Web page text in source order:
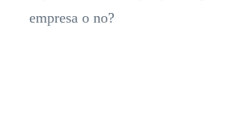
empresa o no?